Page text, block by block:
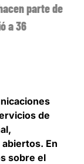
parte de
a 36
de
abiertos. En
sobre el